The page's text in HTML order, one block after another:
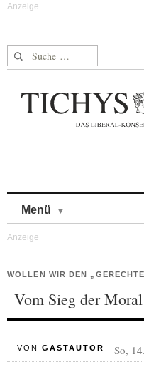
Suche nach:
Menü
WOLLEN WIR DEN
Vom Sieg der
VON GASTAUTOR So,